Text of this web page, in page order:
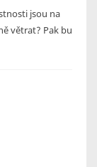
jsou na
větrat? Pak bu